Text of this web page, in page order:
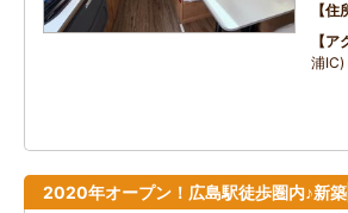
住
ア
浦
2020年オープン！広島駅徒歩圏内♪新築